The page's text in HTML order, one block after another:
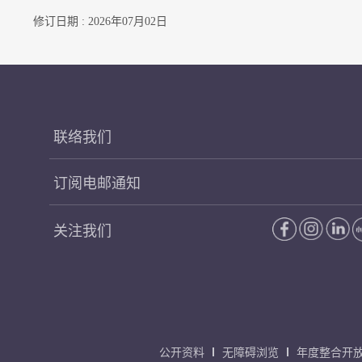
修订日期 : 2026年07月02日
联络我们
订阅电邮通知
关注我们
公开资料 无障碍浏览 年度整合开